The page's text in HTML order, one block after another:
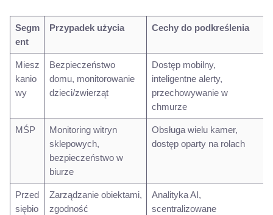
Segm
ent
Przypadek użycia Cechy do podkreślenia
Miesz
kanio
wy
Bezpieczeństwo
domu, monitorowanie
dzieci/zwierząt
Dostęp mobilny,
inteligentne alerty,
przechowywanie w
chmurze
MŚP
Monitoring witryn
sklepowych,
bezpieczeństwo w
biurze
Obsługa wielu kamer,
dostęp oparty na rolach
Przed
siębio
Zarządzanie obiektami,
zgodność
Analityka AI,
scentralizowane